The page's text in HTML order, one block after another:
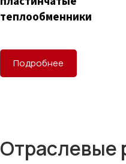
теплообменники
Подробнее
Отраслевые